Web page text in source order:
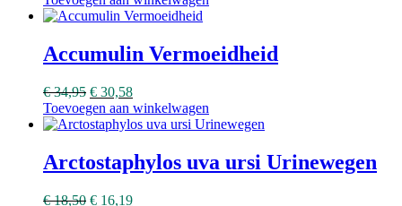
Accumulin Vermoeidheid
€34,95 € 30,58
Toevoegen aan winkelwagen
Arctostaphylos uva ursi Urinewegen
€18,50 € 16,19